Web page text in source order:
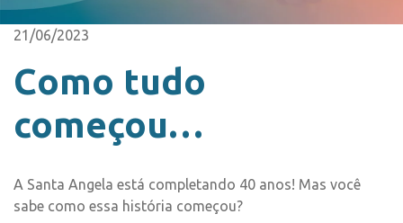
21/06/2023
Como tudo
começou…
A Santa Angela está completando 40 anos! Mas você
sabe como essa história começou?